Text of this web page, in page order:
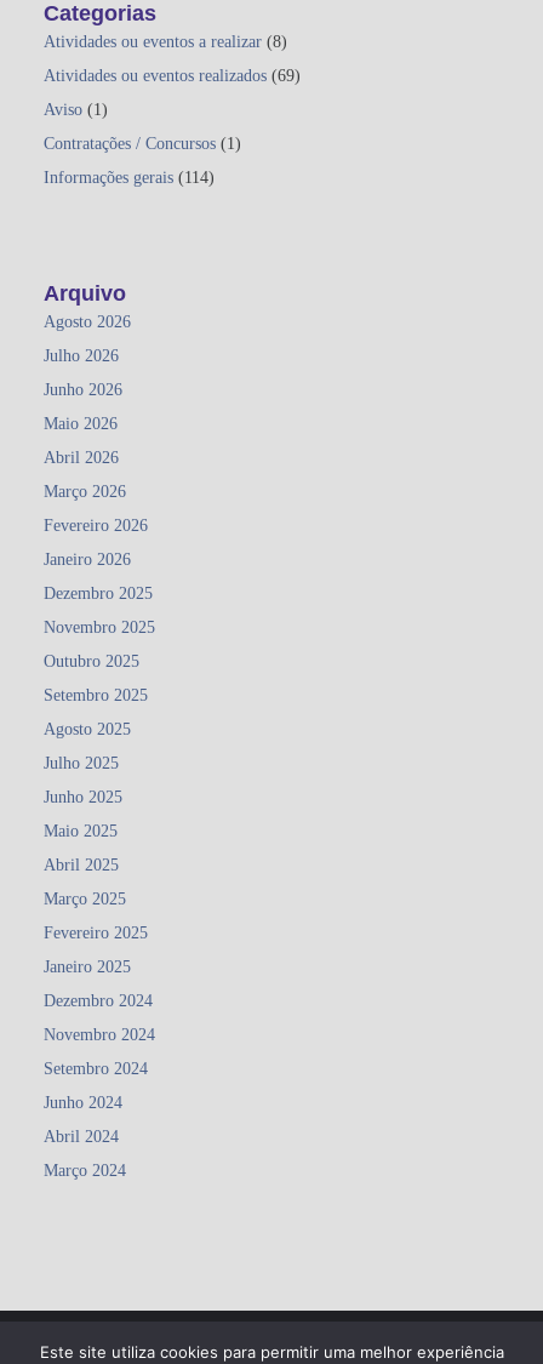
Categorias
Atividades ou eventos a realizar (8)
Atividades ou eventos realizados (69)
Aviso (1)
Contratações / Concursos (1)
Informações gerais (114)
Arquivo
Agosto 2026
Julho 2026
Junho 2026
Maio 2026
Abril 2026
Março 2026
Fevereiro 2026
Janeiro 2026
Dezembro 2025
Novembro 2025
Outubro 2025
Setembro 2025
Agosto 2025
Julho 2025
Junho 2025
Maio 2025
Abril 2025
Março 2025
Fevereiro 2025
Janeiro 2025
Dezembro 2024
Novembro 2024
Setembro 2024
Junho 2024
Abril 2024
Março 2024
Copyright ©2026 Agrupamento de Escolas Matosinhos . All rights
Este site utiliza cookies para permitir uma melhor experiência